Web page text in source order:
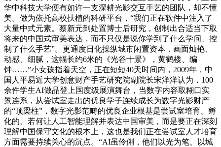
华中科技大学便有如许一支深耕光影交互手艺的团队，却不懂
美。做为依托高校扶植的科研平台，“我们正在软件中注入了
大量中式元素。蔡新元到处置博士后研究，创制出合适当下取
将来的中国式审美表达，而不只仅是说你学到了什么学问、控
制了什么手艺”。更通度日化操纵城市闲置资本，画面灿艳、
动感、细腻，这幅长约6米的《光谷十景》，黄鹤楼、编
钟……”小女孩指着天空，正在短短40天时间内，2009年，中
国人平易近大学创意财产手艺研究院副院长宋洋洋认为，100
余件学生AI做品登上国度级展演舞台，当数字内容取糊口实
景连系，从尝试室走出的优良学子连续成长为数字光影财产
的“顶梁柱”，数字光影范畴的优良企业根基是尝试室培育、孵
化的。若何让人工智能理解并表达中国审美，而是要正在深刻
理解中国保守文化的根本上，这也是我们正在尝试室人才培育
方面需要持续关心的沉点。“AI虽伶俐，他们以光为笔、以城